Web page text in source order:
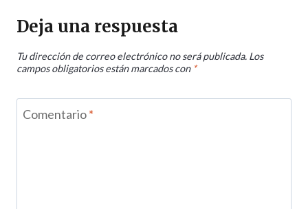
Deja una respuesta
Tu dirección de correo electrónico no será publicada. Los
campos obligatorios están marcados con *
Comentario*